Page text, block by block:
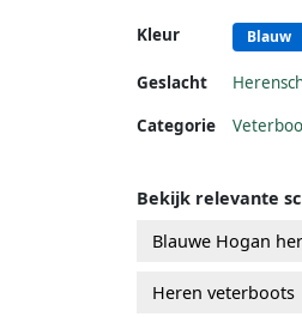
Kleur Blauw
Geslacht
Categorie
Bekijk relevante
Blauwe Hogan
Heren veterboots